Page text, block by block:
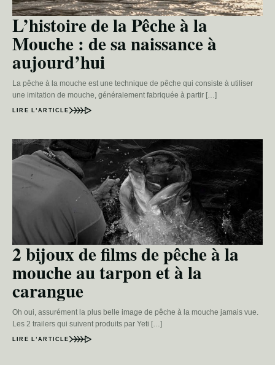
L’histoire de la Pêche à la
Mouche : de sa naissance à
aujourd’hui
La pêche à la mouche est une technique de pêche qui consiste à utiliser
une imitation de mouche, généralement fabriquée à partir […]
LIRE L’ARTICLE
2 bijoux de films de pêche à la
mouche au tarpon et à la
carangue
Oh oui, assurément la plus belle image de pêche à la mouche jamais vue.
Les 2 trailers qui suivent produits par Yeti […]
LIRE L’ARTICLE